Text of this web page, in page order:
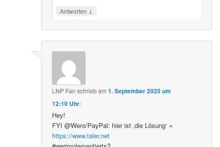
Antworten ↓
LNP Fan schriebam1. September 2025 um
12:10 Uhr:
Hey!
FYI @Wero/PayPal: hier ist ‚die Lösung‘ =
https://www.taler.net